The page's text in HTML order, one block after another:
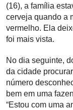
(16), a família
cerveja quando a
vermelho. Ela
foi mais vista.
No dia seguinte,
da cidade
número
bem em uma
“Estou com uma